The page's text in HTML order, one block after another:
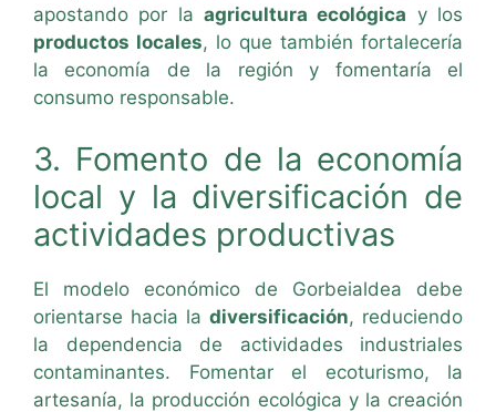
apostando por la agricultura ecológica y los
productos locales, lo que también fortalecería
la economía de la región y fomentaría el
consumo responsable.
3. Fomento de la economía
local y la diversificación de
actividades productivas
El modelo económico de Gorbeialdea debe
orientarse hacia la diversificación, reduciendo
la dependencia de actividades industriales
contaminantes. Fomentar el ecoturismo, la
artesanía, la producción ecológica y la creación